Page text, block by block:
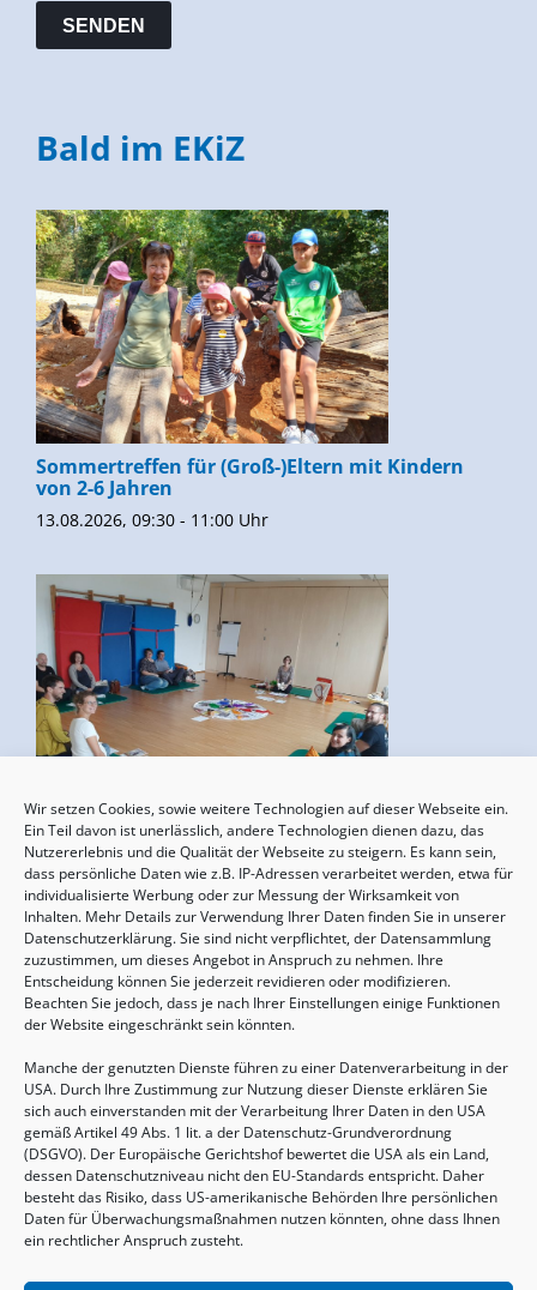
Wir setzen Cookies, sowie weitere Technologien auf dieser Webseite ein.
Ein Teil davon ist unerlässlich, andere Technologien dienen dazu, das
Nutzererlebnis und die Qualität der Webseite zu steigern. Es kann sein,
dass persönliche Daten wie z.B. IP-Adressen verarbeitet werden, etwa für
individualisierte Werbung oder zur Messung der Wirksamkeit von
Inhalten. Mehr Details zur Verwendung Ihrer Daten finden Sie in unserer
Datenschutzerklärung. Sie sind nicht verpflichtet, der Datensammlung
zuzustimmen, um dieses Angebot in Anspruch zu nehmen. Ihre
Entscheidung können Sie jederzeit revidieren oder modifizieren.
Beachten Sie jedoch, dass je nach Ihrer Einstellungen einige Funktionen
der Website eingeschränkt sein könnten.
Manche der genutzten Dienste führen zu einer Datenverarbeitung in der
USA. Durch Ihre Zustimmung zur Nutzung dieser Dienste erklären Sie
sich auch einverstanden mit der Verarbeitung Ihrer Daten in den USA
gemäß Artikel 49 Abs. 1 lit. a der Datenschutz-Grundverordnung
(DSGVO). Der Europäische Gerichtshof bewertet die USA als ein Land,
dessen Datenschutzniveau nicht den EU-Standards entspricht. Daher
besteht das Risiko, dass US-amerikanische Behörden Ihre persönlichen
Daten für Überwachungsmaßnahmen nutzen könnten, ohne dass Ihnen
ein rechtlicher Anspruch zusteht.
Bald im EKiZ
Sommertreffen für (Groß-)Eltern mit Kindern
von 2-6 Jahren
13.08.2026, 09:30 - 11:00 Uhr
Geburtsvorbereitung
15.08.2026, 10:00 - 17:00 Uhr
Sommertreffen für (Groß-)Eltern mit Kindern
von 2-6 Jahren
20.08.2026, 09:30 - 11:00 Uhr